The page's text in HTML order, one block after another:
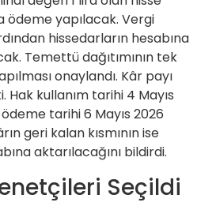
ödeme yapılacak. Vergi
hissedarların hesabına
Temettü dağıtımının tek
onaylandı. Kâr payı
kullanım tarihi 4 Mayıs
tarihi 6 Mayıs 2026
geri kalan kısmının ise
aktarılacağını bildirdi.
Seçildi